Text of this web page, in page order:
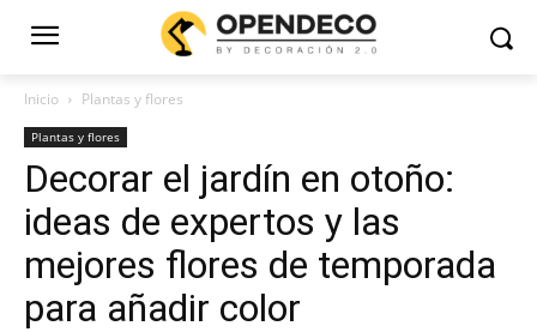
Inicio Plantas y flores
Plantas y flores
Decorar el jardín en otoño:
ideas de expertos y las
mejores flores de temporada
para añadir color